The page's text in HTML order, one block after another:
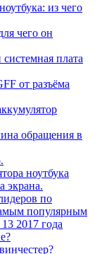
из чего
чего он
плата
от разъёма
обращения в
ноутбука
экрана.
по
популярным
2017 года